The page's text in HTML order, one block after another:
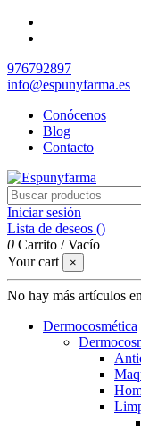
976792897
info@espunyfarma.es
Conócenos
Blog
Contacto
Iniciar sesión
Lista de deseos ()
0 Carrito /Vacío
Your cart
×
No hay más artículos
Dermocosmética